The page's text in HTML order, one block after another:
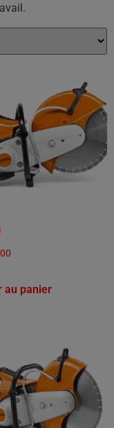
au panier